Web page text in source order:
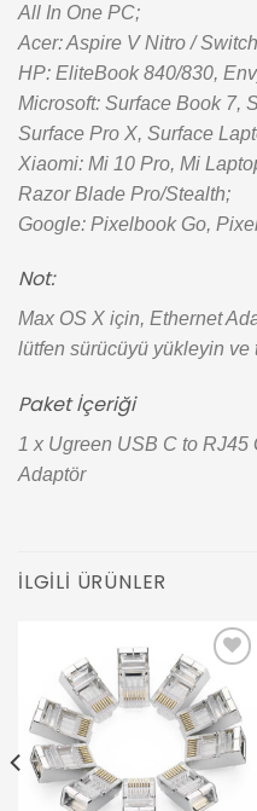
All In One PC;
Acer: Aspire V Nitro /
HP: EliteBook 840/830,
Microsoft: Surface Book 7,
Surface Pro X, Surface
Xiaomi: Mi 10 Pro, Mi
Razor Blade Pro/Stealth;
Google: Pixelbook Go,
Not:
Max OS X için, Ethernet
lütfen sürücüyü yükleyin ve
Paket İçeriği
1 x Ugreen USB C to
Adaptör
İLGILI ÜRÜNLER
Add to
wishlist